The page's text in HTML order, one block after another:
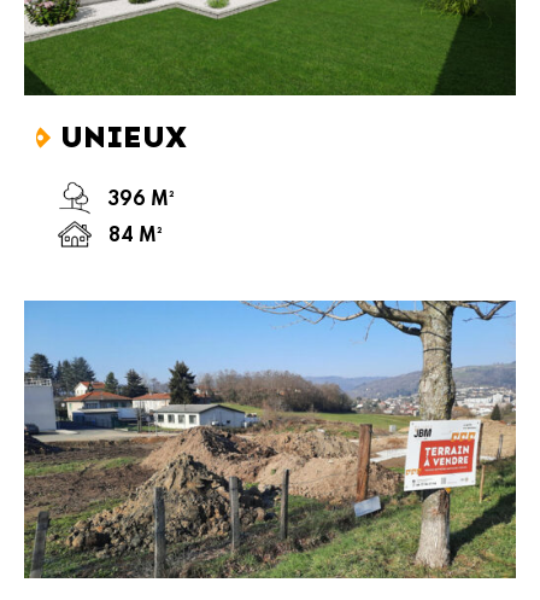
UNIEUX
396 M²
84 M²